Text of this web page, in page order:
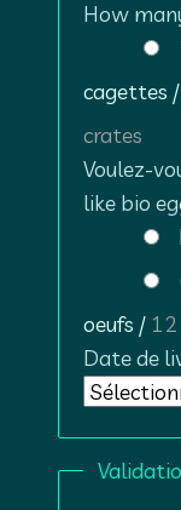
How
cagettes /
crates
Voulez-
like bio
oeufs / 12
Date de